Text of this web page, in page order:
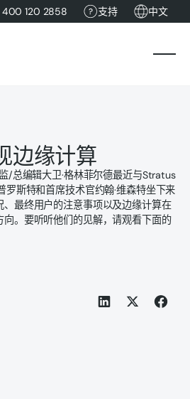
120 2858 支持 中文
边缘计算
/总编辑大卫·格林菲尔德最近与Stratus
罗斯特和首席技术官约翰·维森特坐下来
最终用户的注意事项以及边缘计算在
。要听听他们的见解，请观看下面的